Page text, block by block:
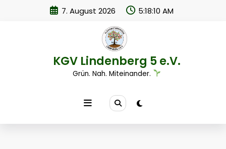
7. August 2026 5:18:10 AM
KGV Lindenberg 5 e.V.
Grün. Nah. Miteinander.